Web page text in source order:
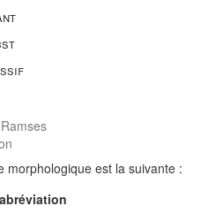
morphologique est la suivante :
abréviation